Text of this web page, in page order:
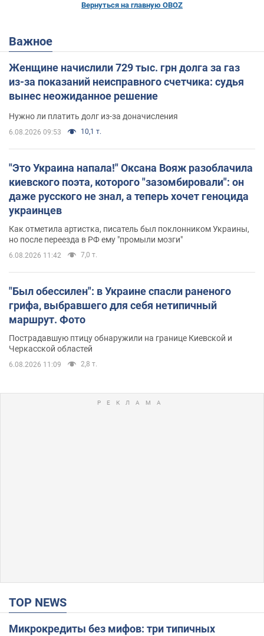
Вернуться на главную OBOZ
Важное
Женщине начислили 729 тыс. грн долга за газ
из-за показаний неисправного счетчика: судья
вынес неожиданное решение
Нужно ли платить долг из-за доначисления
6.08.2026 09:53 10,1 т.
"Это Украина напала!" Оксана Вояж разоблачила
киевского поэта, которого "зазомбировали": он
даже русского не знал, а теперь хочет геноцида
украинцев
Как отметила артистка, писатель был поклонником Украины,
но после переезда в РФ ему "промыли мозги"
6.08.2026 11:42 7,0 т.
"Был обессилен": в Украине спасли раненого
грифа, выбравшего для себя нетипичный
маршрут. Фото
Пострадавшую птицу обнаружили на границе Киевской и
Черкасской областей
6.08.2026 11:09 2,8 т.
TOP NEWS
Микрокредиты без мифов: три типичных